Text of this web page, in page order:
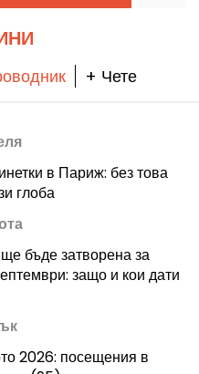
+ Чете
в Париж: без това
глоба
бъде затворена за
защо и кои дати
2026: посещения в